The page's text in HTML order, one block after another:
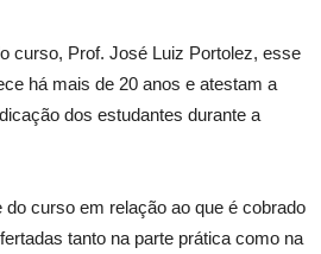
curso, Prof. José Luiz Portolez, esse
há mais de 20 anos e atestam a
dos estudantes durante a
do curso em relação ao que é cobrado
tanto na parte prática como na